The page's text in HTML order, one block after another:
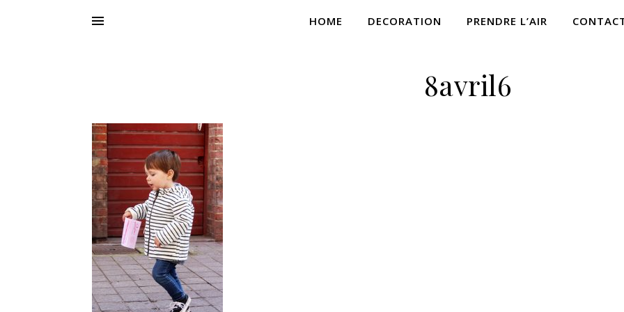
HOME DECORATION PRENDRE L’AIR
8avril6